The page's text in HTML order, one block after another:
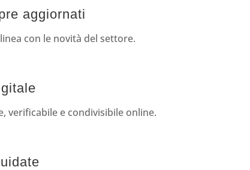
aggiornati
con le novità del settore.
verificabile e condivisibile online.